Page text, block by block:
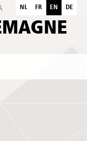
NL FR EN DE